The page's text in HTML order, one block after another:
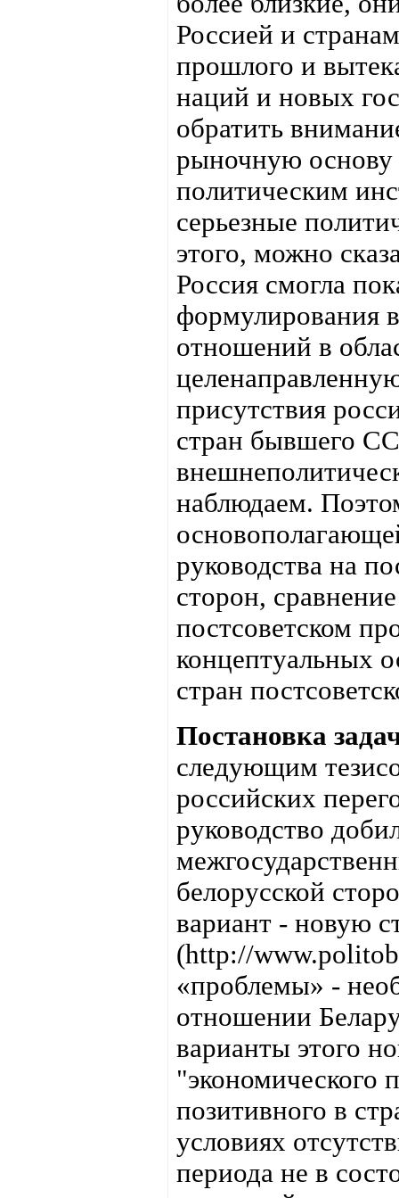
Россией и
прошлого и
наций и новых
обратить
рыночную основу
политическим
серьезные
этого, можно
Россия смогла
формулирования
отношений в
присутствия
стран бывшего
наблюдаем.
руководства на
сторон,
постсоветском
концептуальных
стран
Постановка
следующим
российских
руководство
белорусской
вариант - новую
(http://
«проблемы» -
отношении
варианты этого
"экономического
позитивного в
условиях
периода не в